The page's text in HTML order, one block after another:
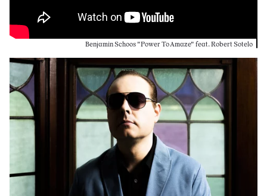
Benjamin Schoos "Power To Amaze" feat. Robert Sotelo